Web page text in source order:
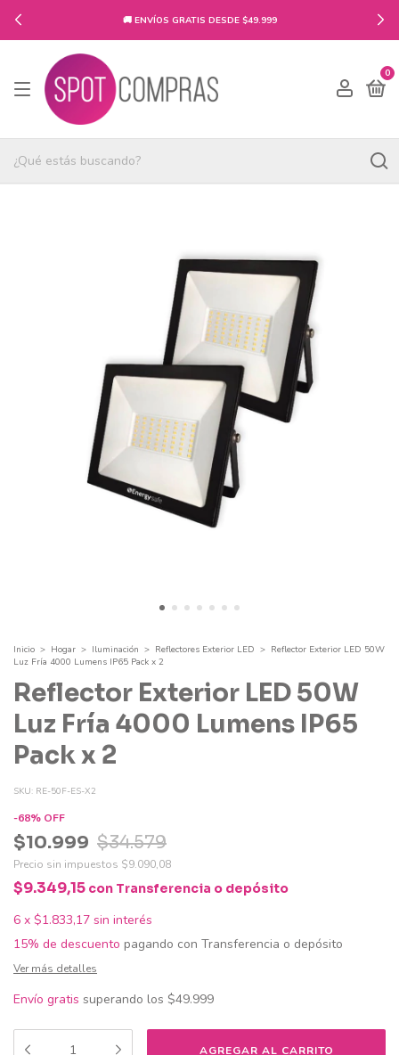
🚚 ENVÍOS GRATIS DESDE $49.999
0
Inicio > Hogar > Iluminación > Reflectores Exterior LED > Reflector Exterior LED 50W
Luz Fría 4000 Lumens IP65 Pack x 2
Reflector Exterior LED 50W
Luz Fría 4000 Lumens IP65
Pack x 2
SKU: RE-50F-ES-X2
-68% OFF
$10.999 $34.579
Precio sin impuestos $9.090,08
$9.349,15 con Transferencia o depósito
6 x $1.833,17 sin interés
15% de descuento pagando con Transferencia o depósito
Ver más detalles
Envío gratis superando los $49.999